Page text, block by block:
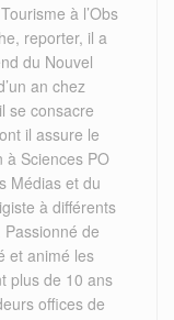
à l’Obs
reporter, il a
du Nouvel
an chez
se consacre
il assure le
à Sciences PO
Médias et du
à différents
de
et animé les
plus de 10 ans
offices de